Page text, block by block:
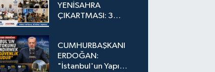
YENİSAHRA
ÇIKARTMASI: 3
CUMHURBAŞKANI
ERDOĞAN:
"İstanbul'un Yapı